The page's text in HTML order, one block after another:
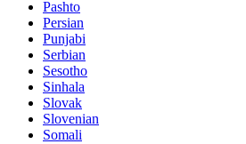
Pashto
Persian
Punjabi
Serbian
Sesotho
Sinhala
Slovak
Slovenian
Somali